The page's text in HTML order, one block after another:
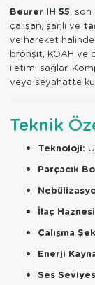
Beurer IH 55 ,
çalışan, şarjlı ve
ve hareket
bronşit, KOAH ve
iletimi sağlar.
veya seyahatte
Teknik
Teknoloji:
Parçacık
İlaç
Çalışma
Enerji
Ses